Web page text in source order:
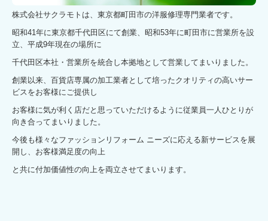
株式会社サクラモトは、東京都町田市の洋服修理専門業者です。
昭和41年に東京都千代田区にて創業、昭和53年に町田市に営業所を設
立、平成9年現在の場所に
千代田区本社・営業所を統合し本拠地として営業してまいりました。
創業以来、百貨店専属の加工業者として培ったクオリティの高いサー
ビスをお客様にご提供し
お客様に気が利く店だと思っていただけるように従業員一人ひとりが
向き合ってまいりました。
今後も様々なファッションリフォーム ニーズに応える新サービスを展
開し、お客様満足度の向上
と共に付加価値性の向上を両立させてまいります。